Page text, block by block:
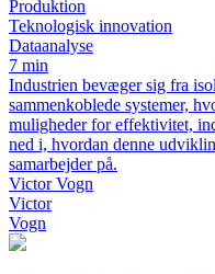
Produktion
Teknologisk innovation
Dataanalyse
7 min
Industrien bevæger sig fra
sammenkoblede systemer,
muligheder for effektivitet,
ned i, hvordan denne
samarbejder på.
Victor Vogn
Victor
Vogn